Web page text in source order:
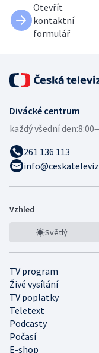
Otevřít
kontaktní
formulář
Divácké centrum
každý všední den:
261 136 113
Vzhled
Světlý
TV program
Živé vysílání
TV poplatky
Teletext
Podcasty
Počasí
E-shop